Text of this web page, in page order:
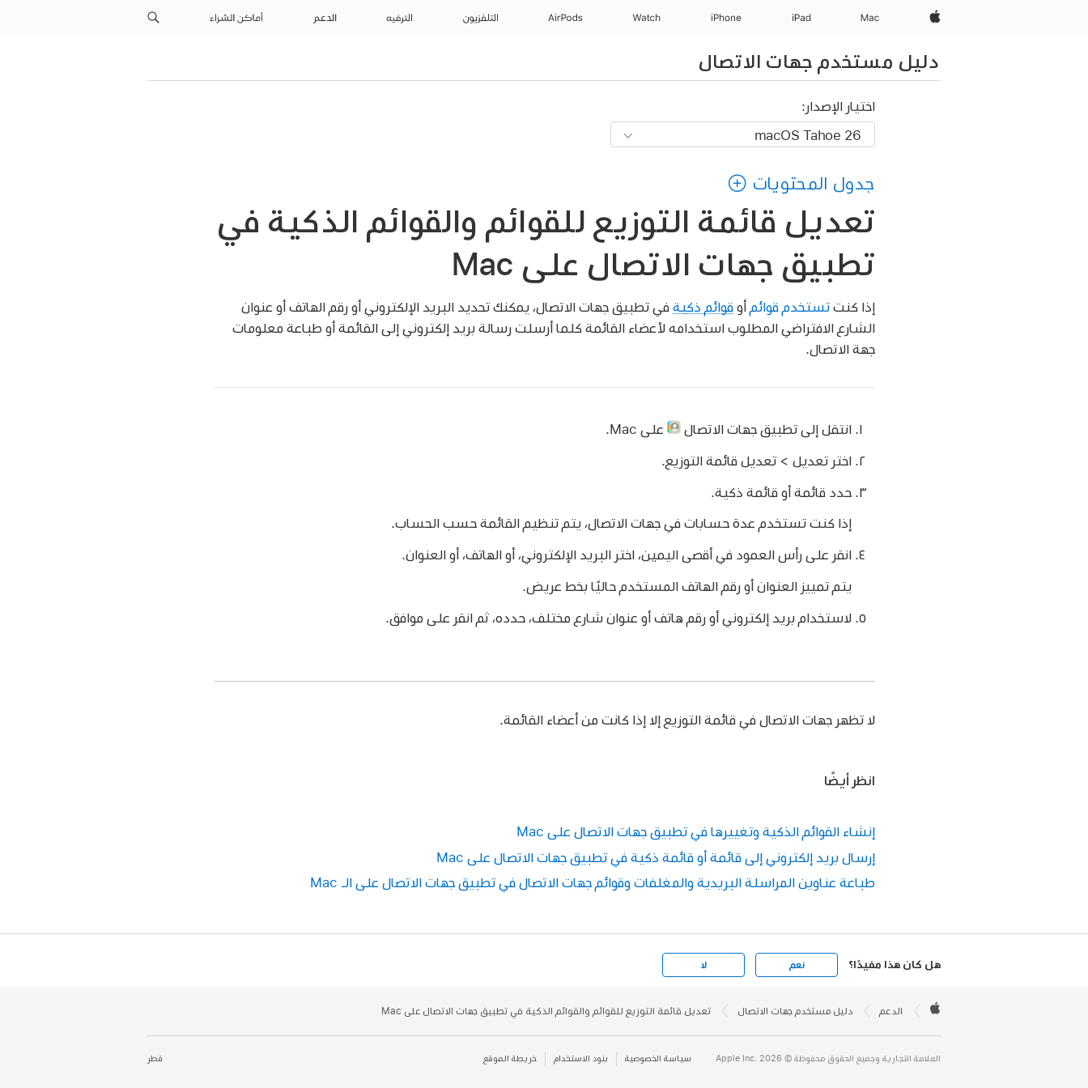
Apple‏
Mac
iPad‏
iPhone
Watch
AirPods التلفزيون الترفيه الدعم أماكن الشراء
دليل مستخدم جهات الاتصال
اختيار الإصدار:
جدول المحتويات
تعديل قائمة التوزيع للقوائم والقوائم الذكية في
تطبيق جهات الاتصال على Mac
إذا كنتتستخدم قوائم أوقوائم ذكية في تطبيق جهات الاتصال، يمكنك تحديد البريد الإلكتروني أو رقم الهاتف أو عنوان
الشارع الافتراضي المطلوب استخدامه لأعضاء القائمة كلما أرسلت رسالة بريد إلكتروني إلى القائمة أو طباعة معلومات
جهة الاتصال.
انتقل إلى تطبيق جهات الاتصال على Mac.
اختر تعديل > تعديل قائمة التوزيع.
حدد قائمة أو قائمة ذكية.
إذا كنت تستخدم عدة حسابات في جهات الاتصال، يتم تنظيم القائمة حسب الحساب.
انقر على رأس العمود في أقصى اليمين، اختر البريد الإلكتروني، أو الهاتف، أو العنوان.
يتم تمييز العنوان أو رقم الهاتف المستخدم حاليًا بخط عريض.
لاستخدام بريد إلكتروني أو رقم هاتف أو عنوان شارع مختلف، حدده، ثم انقر على موافق.
لا تظهر جهات الاتصال في قائمة التوزيع إلا إذا كانت من أعضاء القائمة.
انظر أيضًا
إنشاء القوائم الذكية وتغييرها في تطبيق جهات الاتصال على Mac
إرسال بريد إلكتروني إلى قائمة أو قائمة ذكية في تطبيق جهات الاتصال على Mac
طباعة عناوين المراسلة البريدية والمغلفات وقوائم جهات الاتصال في تطبيق جهات الاتصال على الـ Mac
هل كان هذا مفيدًا؟ نعم لا
Footer

الدعم دليل مستخدم جهات الاتصال تعديل قائمة التوزيع للقوائم والقوائم الذكية في تطبيق جهات الاتصال على Mac
قطر العلامة التجارية وجميع الحقوق محفوظة © Apple Inc. 2026 سياسة الخصوصية بنود الاستخدام خريطة الموقع